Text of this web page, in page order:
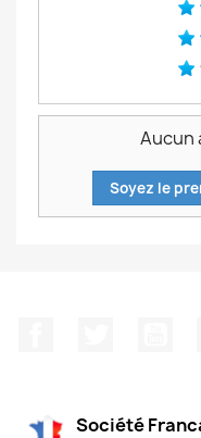
Aucun
Soyez le
Société